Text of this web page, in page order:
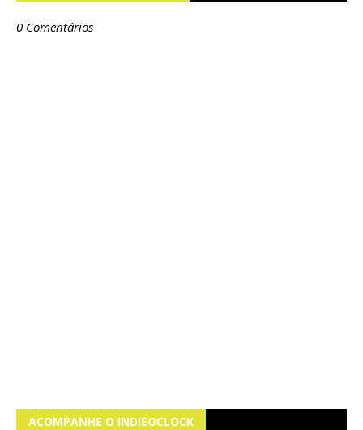
0 Comentários
ACOMPANHE O INDIEOCLOCK